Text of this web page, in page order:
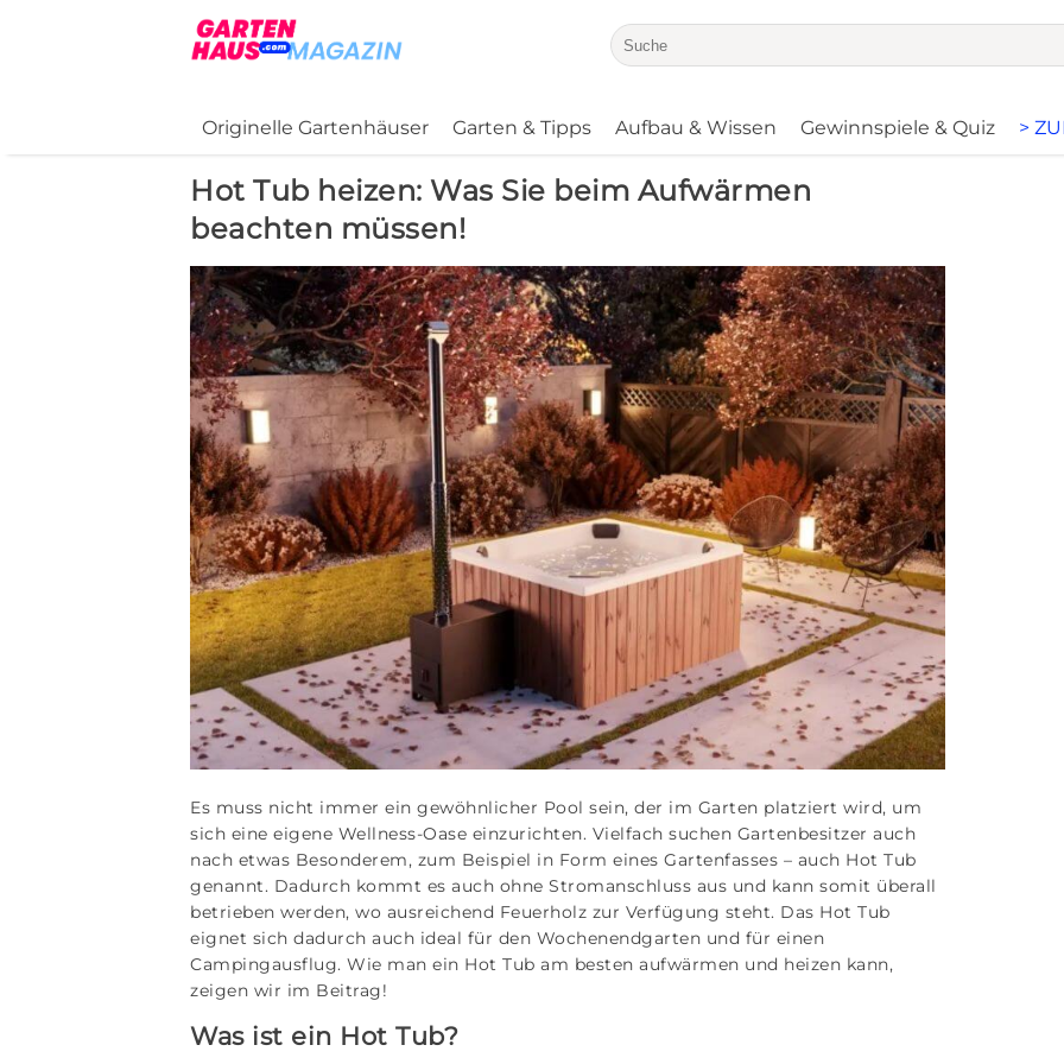
Originelle Gartenhäuser Garten & Tipps Aufbau & Wissen Gewinnspiele & Quiz >
Hot Tub heizen: Was Sie beim Aufwärmen
beachten müssen!
Es muss nicht immer ein gewöhnlicher Pool sein, der im Garten platziert wird, um
sich eine eigene Wellness-Oase einzurichten. Vielfach suchen Gartenbesitzer auch
nach etwas Besonderem, zum Beispiel in Form eines Gartenfasses – auch Hot Tub
genannt. Dadurch kommt es auch ohne Stromanschluss aus und kann somit überall
betrieben werden, wo ausreichend Feuerholz zur Verfügung steht. Das Hot Tub
eignet sich dadurch auch ideal für den Wochenendgarten und für einen
Campingausflug. Wie man ein Hot Tub am besten aufwärmen und heizen kann,
zeigen wir im Beitrag!
Was ist ein Hot Tub?